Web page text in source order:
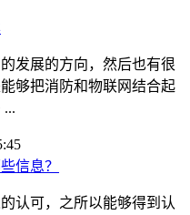
发展的方向，然后也有很
够把消防和物联网结合起
...
信息？
认可，之所以能够得到认